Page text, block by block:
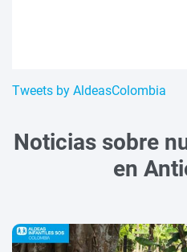
Tweets by AldeasColombia
Noticias sobre
en